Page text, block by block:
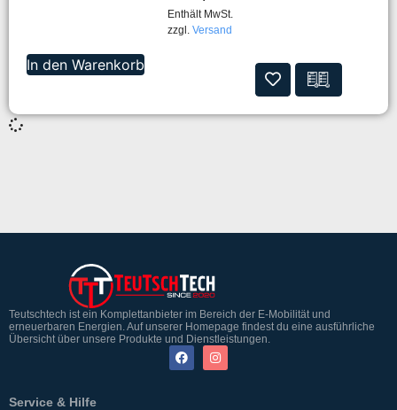
Enthält MwSt.
zzgl. Versand
In den Warenkorb
Teutschtech ist ein Komplettanbieter im Bereich der E-Mobilität und
erneuerbaren Energien. Auf unserer Homepage findest du eine ausführliche
Übersicht über unsere Produkte und Dienstleistungen.
Service & Hilfe